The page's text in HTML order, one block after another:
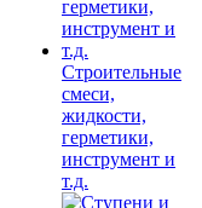
Строительные
смеси,
жидкости,
герметики,
инструмент и
т.д.